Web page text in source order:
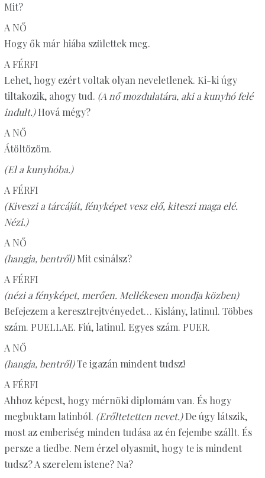
Mit?
A NŐ
Hogy ők már hiába születtek meg.
A FÉRFI
Lehet, hogy ezért voltak olyan neveletlenek. Ki-ki úgy
tiltakozik, ahogy tud. (A nő mozdulatára, aki a kunyhó felé
indult.)Hová mégy?
A NŐ
Átöltözöm.
(El a kunyhóba.)
A FÉRFI
(Kiveszi a tárcáját, fényképet vesz elő, kiteszi maga elé.
Nézi.)
A NŐ
(hangja, bentről)Mit csinálsz?
A FÉRFI
(nézi a fényképet, merően. Mellékesen mondja közben)
Befejezem a keresztrejtvényedet… Kislány, latinul. Többes
szám. PUELLAE. Fiú, latinul. Egyes szám. PUER.
A NŐ
(hangja, bentről)Te igazán mindent tudsz!
A FÉRFI
Ahhoz képest, hogy mérnöki diplomám van. És hogy
megbuktam latinból. (Erőltetetten nevet.)De úgy látszik,
most az emberiség minden tudása az én fejembe szállt. És
persze a tiedbe. Nem érzel olyasmit, hogy te is mindent
tudsz? A szerelem istene? Na?